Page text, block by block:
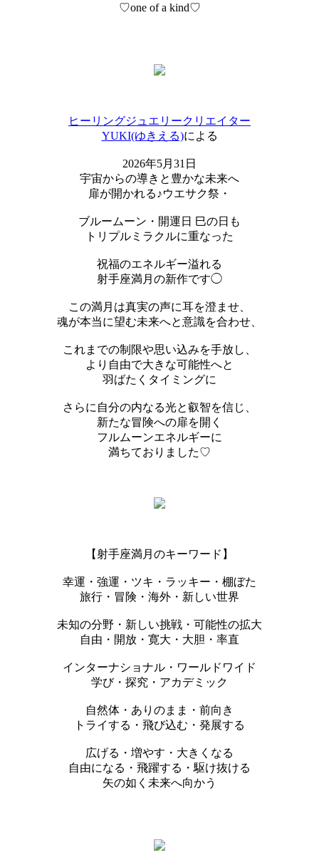
♡one of a kind♡
ヒーリングジュエリークリエイター
YUKI(ゆきえる)による
2026年5月31日
宇宙からの導きと豊かな未来へ
扉が開かれる♪ウエサク祭・
ブルームーン・開運日 巳の日も
トリプルミラクルに重なった
祝福のエネルギー溢れる
射手座満月の新作です◯
この満月は真実の声に耳を澄ませ、
魂が本当に望む未来へと意識を合わせ、
これまでの制限や思い込みを手放し、
より自由で大きな可能性へと
羽ばたくタイミングに
さらに自分の内なる光と叡智を信じ、
新たな冒険への扉を開く
フルムーンエネルギーに
満ちておりました♡
【射手座満月のキーワード】
幸運・強運・ツキ・ラッキー・棚ぼた
旅行・冒険・海外・新しい世界
未知の分野・新しい挑戦・可能性の拡大
自由・開放・寛大・大胆・率直
インターナショナル・ワールドワイド
学び・探究・アカデミック
自然体・ありのまま・前向き
トライする・飛び込む・発展する
広げる・増やす・大きくなる
自由になる・飛躍する・駆け抜ける
矢の如く未来へ向かう